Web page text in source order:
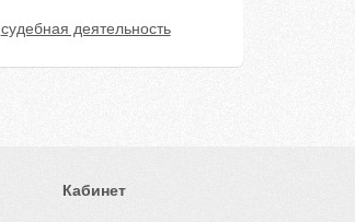
судебная деятельность
Кабинет